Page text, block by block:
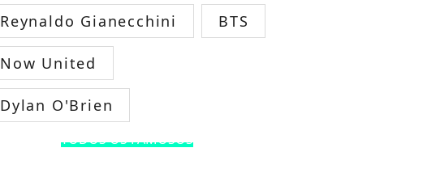
Reynaldo Gianecchini BTS
Now United
Dylan O'Brien
TODOS OS FAMOSOS